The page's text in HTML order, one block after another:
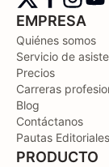
EMPRESA
Quiénes somos
Servicio de
Precios
Carreras
Blog
Contáctanos
Pautas Editoriales
PRODUCTO